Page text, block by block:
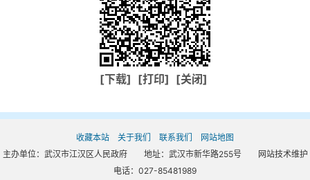
[下载] [打印] [关闭]
收藏本站 关于我们 联系我们
网站地图
主办单位：武汉市江汉区人民政府 地址：武汉市新华路255号 网站技术维护
电话：027-85481989